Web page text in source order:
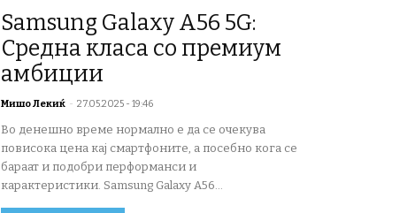
Samsung Galaxy A56 5G:
Средна класа со премиум
амбиции
Мишо Лекиќ - 27.05.2025 - 19:46
Во денешно време нормално е да се очекува
повисока цена кај смартфоните, а посебно кога се
бараат и подобри перформанси и
карактеристики. Samsung Galaxy A56...